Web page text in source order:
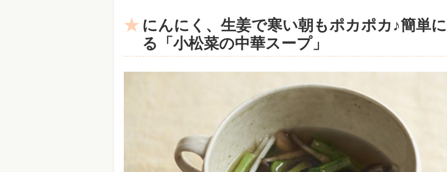
にんにく、生姜で寒い朝もポカポカ♪簡単
る「小松菜の中華スープ」